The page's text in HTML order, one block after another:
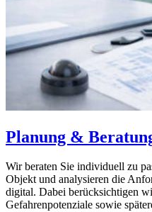
Planung &
Wir beraten Sie individuell zu
Objekt und analysieren die
digital. Dabei berücksichtigen
Gefahrenpotenziale sowie